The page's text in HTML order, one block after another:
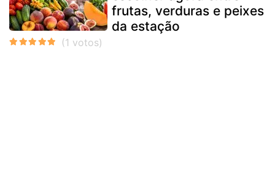
frutas, verduras e peixes
da estação